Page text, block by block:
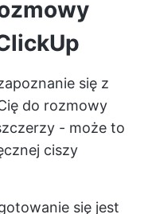
się z
do rozmowy
- może to
ciszy
się jest